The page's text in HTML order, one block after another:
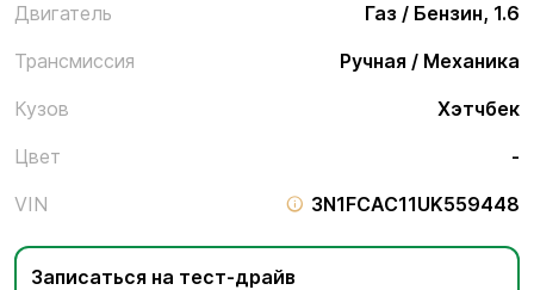
Двигатель
Газ / Бензин, 1.6
Трансмиссия
Ручная / Механика
Кузов
Хэтчбек
Цвет
-
VIN
3N1FCAC11UK559448
Записаться на тест-драйв